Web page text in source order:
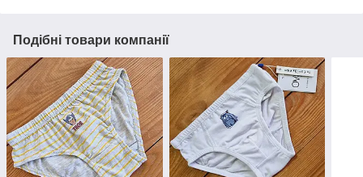
Подібні товари компанії